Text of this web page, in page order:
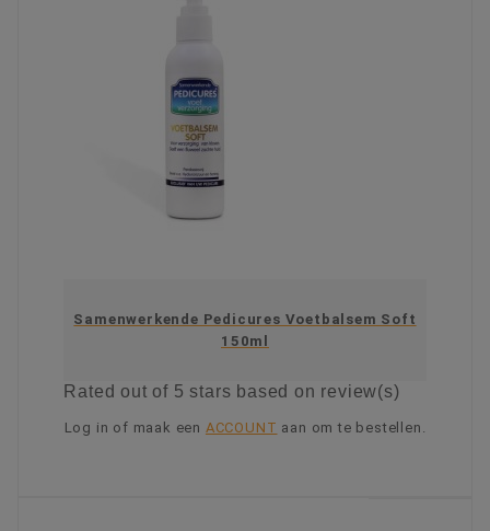
Samenwerkende Pedicures Voetbalsem Soft
150ml
Ratedout of 5 stars based on review(s)
Log in of maak een ACCOUNT aan om te bestellen.